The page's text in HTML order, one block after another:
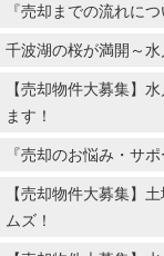
『売却までの流れに
千波湖の桜が満開～水
【売却物件大募集】
ます！
『売却のお悩み・サ
【売却物件大募集】
ムズ！